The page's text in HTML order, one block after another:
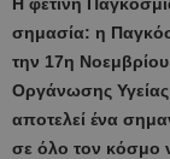
σημασία: η
την 17η
Οργάνωσης
αποτελεί ένα
σε όλο τον κόσμο